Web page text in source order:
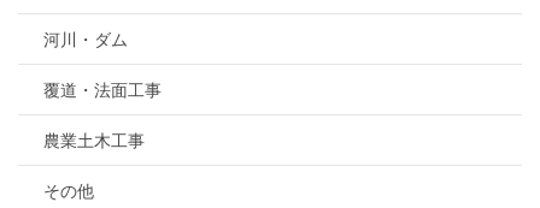
河川・ダム
覆道・法面工事
農業土木工事
その他